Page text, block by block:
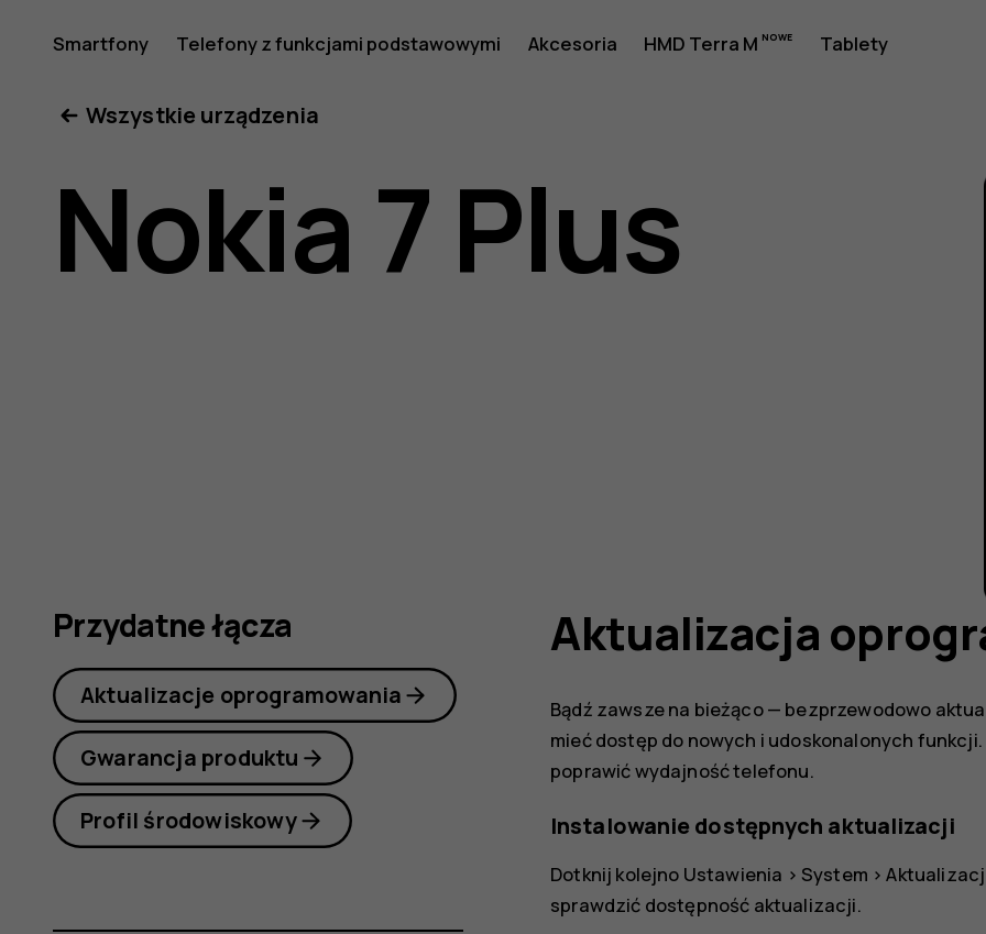
Instrukcja
obsługi
telefonu
Plus
Smartfony Telefony z funkcjami podstawowymi Akcesoria HMD Terra M Tablety
Wszystkie urządzenia
Nokia 7 Plus
Aktualizacja
Bądź zawsze na bieżąco — bezprzewodowo
mieć dostęp do nowych i udoskonalonych
poprawić wydajność telefonu.
Instalowanie dostępnych aktualizacji
Dotknij kolejno Ustawienia > System >
sprawdzić dostępność aktualizacji.
Przydatne łącza
Aktualizacje oprogramowania
Gwarancja produktu
Profil środowiskowy